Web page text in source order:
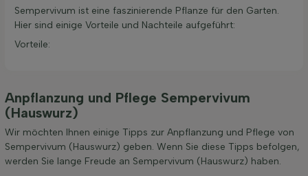
Sempervivum ist eine faszinierende Pflanze für den Garten.
Hier sind einige Vorteile und Nachteile aufgeführt:
Vorteile:
Anpflanzung und Pflege Sempervivum
(Hauswurz)
Wir möchten Ihnen einige Tipps zur Anpflanzung und Pflege von
Sempervivum (Hauswurz) geben. Wenn Sie diese Tipps befolgen,
werden Sie lange Freude an Sempervivum (Hauswurz) haben.